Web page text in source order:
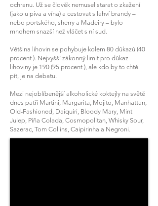
ochranu. Už se člověk nemusel starat o zkažení
(jako u piva a vína) a cestovat s lahví brandy –
nebo portského, sherry a Madeiry – bylo
mnohem snazší než vláčet s ní sud.
Většina lihovin se pohybuje kolem 80 důkazů (40
procent ). Nejvyšší zákonný limit pro důkaz
lihoviny je 190 (95 procent ), ale kdo by to chtěl
pít, je na debatu.
Mezi nejoblíbenější alkoholické koktejly na světě
dnes patří Martini, Margarita, Mojito, Manhattan,
Old-Fashioned, Daiquiri, Bloody Mary, Mint
Julep, Piña Colada, Cosmopolitan, Whisky Sour,
Sazerac, Tom Collins, Caipirinha a Negroni.